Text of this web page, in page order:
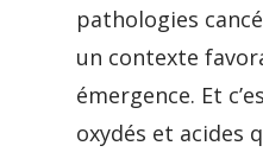
pathologies
un contexte
émergence. Et
oxydés et acides